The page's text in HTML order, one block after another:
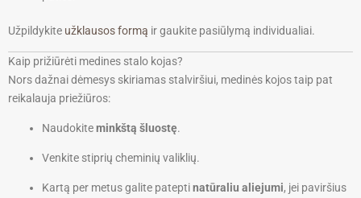
Užpildykite užklausos formą ir gaukite pasiūlymą individualiai.
Kaip prižiūrėti medines stalo kojas?
Nors dažnai dėmesys skiriamas stalviršiui, medinės kojos taip pat
reikalauja priežiūros:
Naudokiteminkštą šluostę.
Venkite stiprių cheminių valiklių.
Kartą per metus galite pateptinatūraliu aliejumi, jei paviršius